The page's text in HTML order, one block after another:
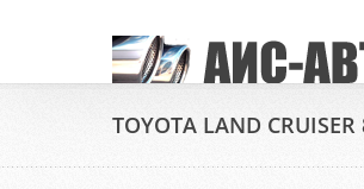
TOYOTA LAND CRUISER